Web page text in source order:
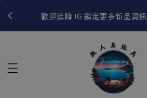
歡迎追蹤 IG 鎖定更多新品資訊